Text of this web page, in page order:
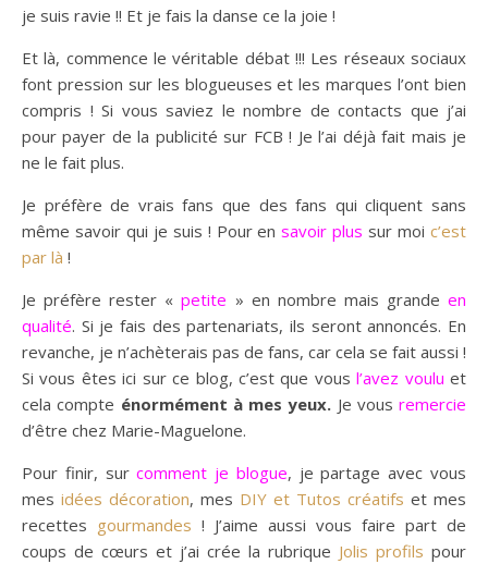
je suis ravie !! Et je fais la danse ce la joie !
Et là, commence le véritable débat !!! Les réseaux sociaux
font pression sur les blogueuses et les marques l’ont bien
compris ! Si vous saviez le nombre de contacts que j’ai
pour payer de la publicité sur FCB ! Je l’ai déjà fait mais je
ne le fait plus.
Je préfère de vrais fans que des fans qui cliquent sans
même savoir qui je suis ! Pour ensavoir plus sur moic’est
par là !
Je préfère rester «petite » en nombre mais grandeen
qualité. Si je fais des partenariats, ils seront annoncés. En
revanche, je n’achèterais pas de fans, car cela se fait aussi !
Si vous êtes ici sur ce blog, c’est que vous l’avez voulu et
cela compte énormément à mes yeux. Je vous remercie
d’être chez Marie-Maguelone.
Pour finir, surcomment je blogue, je partage avec vous
mes idées décoration, mes DIY et Tutos créatifs et mes
recettes gourmandes ! J’aime aussi vous faire part de
coups de cœurs et j’ai crée la rubrique Jolis profils pour